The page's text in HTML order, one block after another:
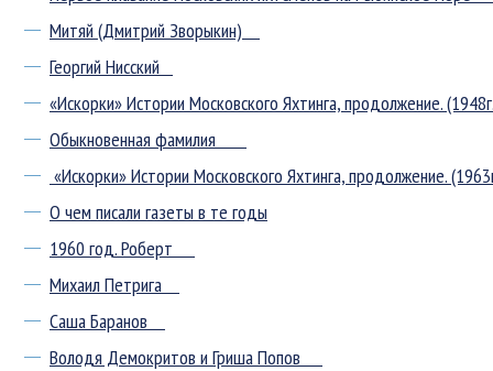
Митяй (Дмитрий Зворыкин)
Георгий Нисский
«Искорки» Истории Московского Яхтинга, продолжение.
Обыкновенная фамилия
«Искорки» Истории Московского Яхтинга, продолжение.
О чем писали газеты в те годы
1960 год. Роберт
Михаил Петрига
Саша Баранов
Володя Демокритов и Гриша Попов